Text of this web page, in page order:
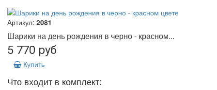
Артикул: 2081
Шарики на день рождения в черно - красном...
5 770 руб
Купить
Что входит в комплект: